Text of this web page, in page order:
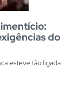
do
esteve tão ligada